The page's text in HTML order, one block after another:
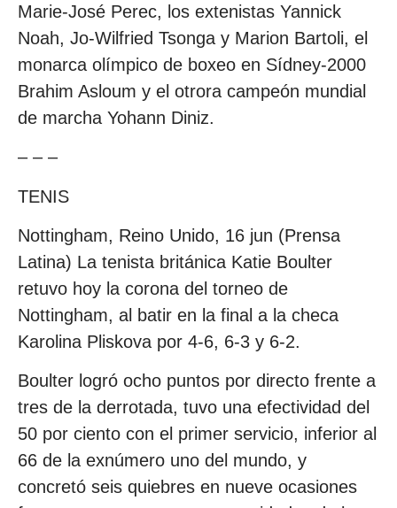
Marie-José Perec, los extenistas Yannick
Noah, Jo-Wilfried Tsonga y Marion Bartoli, el
monarca olímpico de boxeo en Sídney-2000
Brahim Asloum y el otrora campeón mundial
de marcha Yohann Diniz.
– – –
TENIS
Nottingham, Reino Unido, 16 jun (Prensa
Latina) La tenista británica Katie Boulter
retuvo hoy la corona del torneo de
Nottingham, al batir en la final a la checa
Karolina Pliskova por 4-6, 6-3 y 6-2.
Boulter logró ocho puntos por directo frente a
tres de la derrotada, tuvo una efectividad del
50 por ciento con el primer servicio, inferior al
66 de la exnúmero uno del mundo, y
concretó seis quiebres en nueve ocasiones